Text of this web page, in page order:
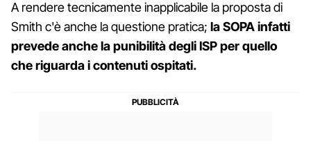
A rendere tecnicamente inapplicabile la proposta di
Smith c'è anche la questione pratica; la SOPA infatti
prevede anche la punibilità degli ISP per quello
che riguarda i contenuti ospitati.